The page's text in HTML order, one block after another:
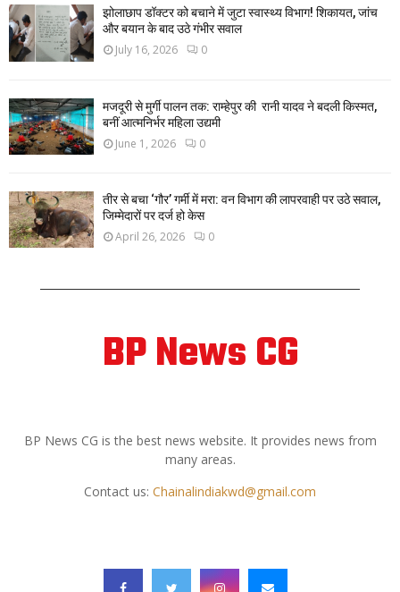
झोलाछाप डॉक्टर को बचाने में जुटा स्वास्थ्य विभाग! शिकायत, जांच
और बयान के बाद उठे गंभीर सवाल
July 16, 2026 0
मजदूरी से मुर्गी पालन तक: राम्हेपुर की रानी यादव ने बदली किस्मत,
बनीं आत्मनिर्भर महिला उद्यमी
June 1, 2026 0
तीर से बचा ‘गौर’ गर्मी में मरा: वन विभाग की लापरवाही पर उठे सवाल,
जिम्मेदारों पर दर्ज हो केस
April 26, 2026 0
BP News CG
BP News CG is the best news website. It provides news from
many areas.
Contact us: Chainalindiakwd@gmail.com